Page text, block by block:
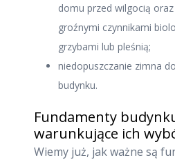
domu przed wilgocią
groźnymi czynnikami
grzybami lub pleśnią;
niedopuszczanie zimna
budynku.
Fundamenty
warunkujące ich
Wiemy już, jak ważne są